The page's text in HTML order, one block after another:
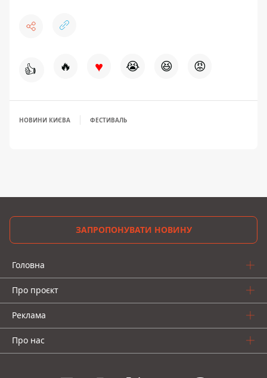
👍 🔥 ♥ 😭 😆 😡
НОВИНИ КИЄВА ФЕСТИВАЛЬ
ЗАПРОПОНУВАТИ НОВИНУ
Головна
Про проєкт
Реклама
Про нас